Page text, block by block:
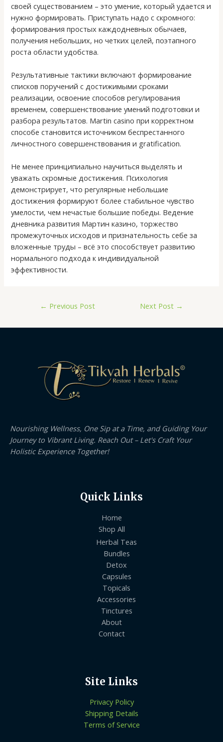
своей существованием – это умение, который удается и
нужно формировать. Приступать надо с скромного:
формирования простых каждодневных обычаев,
получения небольших, но четких целей, поэтапного
роста области удобства.
Результативные тактики включают формирование
списков поручений с достижимыми сроками
реализации, освоение способов регулирования
временем, совершенствование умений подготовки и
разбора результатов. Martin casino при корректном
способе становится источником беспрестанного
личностного совершенствования и gratification.
Не менее принципиально научиться выделять и
уважать скромные достижения. Психология
демонстрирует, что регулярные небольшие
достижения формируют более стабильное чувство
умелости, чем нечастые большие победы. Ведение
дневника развития Мартин казино, торжество
промежуточных исходов и признательность себе за
вложенные труды – всё это способствует развитию
нормального подхода к индивидуальной
эффективности.
← Previous Post Next Post →
Nourishing Wellness, One Sip at a Time, and Guiding Your
Journey to Vibrant Living. Reach Out – Let's Craft Your
Holistic Experience Together!
Quick Links
Home
Shop All
Herbal Teas
Bundles
Detox
Capsules
Topicals
Accessories
Tinctures
About
Contact
Site Links
Privacy Policy
Shipping Details
Terms of Service